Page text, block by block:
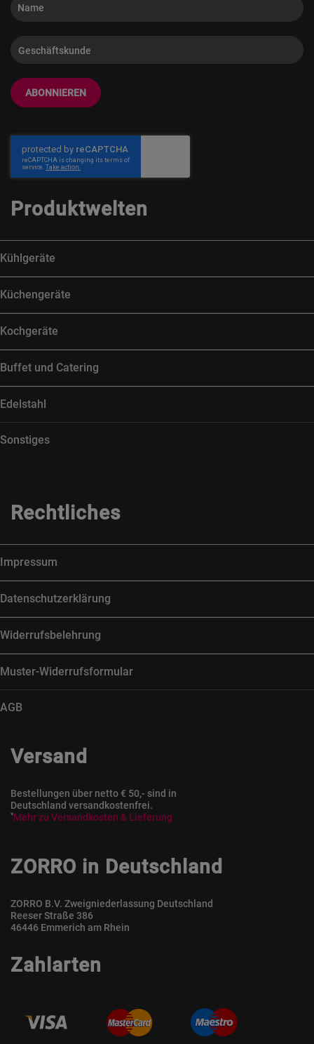
ABONNIEREN
Produktwelten
Kühlgeräte
Küchengeräte
Kochgeräte
Buffet und Catering
Edelstahl
Sonstiges
Rechtliches
Impressum
Datenschutzerklärung
Widerrufsbelehrung
Muster-Widerrufsformular
AGB
Versand
Bestellungen über netto € 50,- sind in
Deutschland versandkostenfrei.
*Mehr zu Versandkosten & Lieferung
ZORRO in Deutschland
ZORRO B.V. Zweigniederlassung Deutschland
Reeser Straße 386
46446 Emmerich am Rhein
Zahlarten